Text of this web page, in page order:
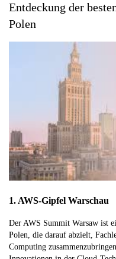
Entdeckung der
Polen
1. AWS-Gipfel Warschau
Der AWS Summit Warsaw ist
Polen, die darauf abzielt,
Computing